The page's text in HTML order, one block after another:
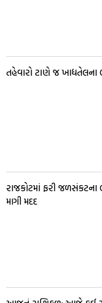
તહેવારો ટાણે જ
રાજકોટમાં ફરી
માગી મદદ